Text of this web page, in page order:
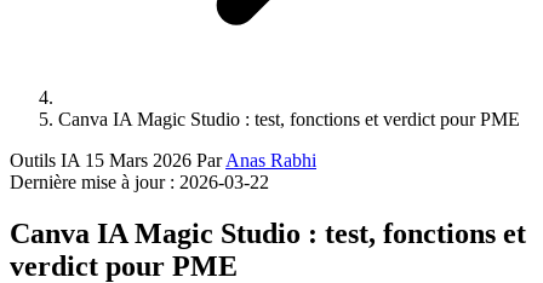
Canva IA Magic Studio : test, fonctions et verdict pour PME
Outils IA 15 Mars 2026 ParAnas Rabhi
Dernière mise à jour : 2026-03-22
Canva IA Magic Studio : test, fonctions et
verdict pour PME